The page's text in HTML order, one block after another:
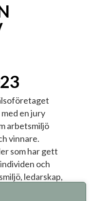
en jury
arbetsmiljö
vinnare.
som har gett
och
ledarskap,